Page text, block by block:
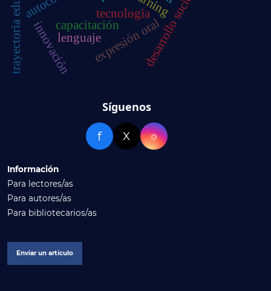
tecnología
capacitación
innovación expresión oral
lenguaje
Síguenos
f X ⌾
Información
Para lectores/as
Para autores/as
Para bibliotecarios/as
Enviar un artículo